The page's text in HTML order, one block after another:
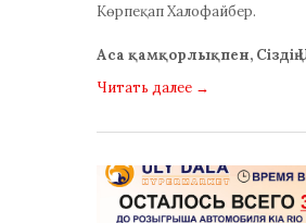
Көрпеқап Халофайбер.
Аса қамқорлықпен, Сіздің
Читать далее →